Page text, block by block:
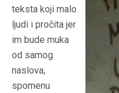
teksta koji malo
ljudi i pročita jer
im bude muka
od samog
naslova,
spomenu